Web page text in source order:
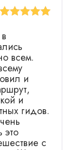
5
всем.
и
и
гидов.
это
с